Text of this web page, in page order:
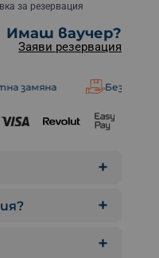
Ваучер екстремно
за резервация
Имаш ваучер?
Заяви резервация
Безплатна доставка